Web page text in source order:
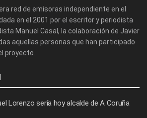
red de emisoras independiente en el
en el 2001 por el escritor y periodista
Manuel Casal, la colaboración de Javier
aquellas personas que han participado
proyecto.
Lorenzo sería hoy alcalde de A Coruña